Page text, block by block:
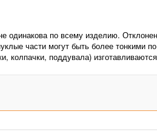
по всему изделию.
части могут быть более тонкими
колпачки, поддувала)